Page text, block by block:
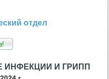
отдел
И ГРИПП